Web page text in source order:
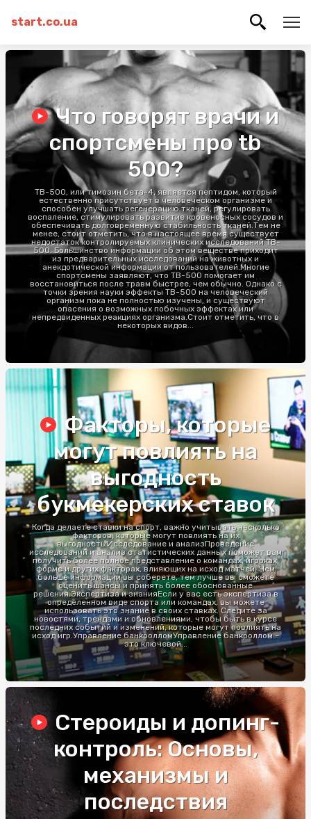
start.co.ua
Что говорят врачи и
спортсмены про tb
500?
TB-500, или тимозин бета-4, является пептидом, который
естественно присутствует в человеческом организме и
способен улучшать регенерацию тканей, регулировать
воспаление, стимулировать развитие кровеносных сосудов и
обеспечивать долговременную стабильность тканей.Тем не
менее, стоит отметить, что в настоящее время существует
недостаток контролируемых клинических исследований TB-
500. Большинство информации об этом веществе приходит
из предварительных исследований на животных и
анекдотической информации от пользователей.Многие
спортсмены заявляют, что TB-500 помогает им
восстановиться после травм быстрее, чем обычно. Однако с
точки зрения науки эффекты TB-500 на человеческий
организм пока не полностью изучены, и существуют
опасения о возможных побочных эффектах или
непредвиденных реакциях организма.Стоит отметить, что в
некоторых видов...
Факторы, которые
могут повлиять на
выгодность
букмекерских ставок
Когда делаете ставки на спорт, важно учитывать несколько
факторов, которые могут повлиять на их
выгодность:Исследование и анализПроведение
исследований и анализ статистических данных поможет вам
получить более полное представление о командах, игроках,
форме и других факторах, влияющих на исход матчей. Чем
больше информации вы соберете, тем лучше вы сможете
оценить шансы и принять более обоснованные
решения.Экспертиза и знанияЕсли у вас есть экспертиза в
определенном виде спорта или командах, вы можете
использовать это знание в своих ставках. Следите за
новостями, трендами и обновлениями, чтобы быть в курсе
последних событий и изменений, которые могут повлиять на
исход игр.Управление банкролломУправление банкроллом –
это ключевой...
Стероиды и допинг-
контроль: Основы,
механизмы и
последствия